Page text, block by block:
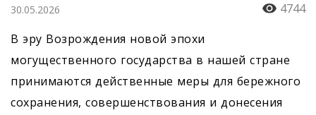
30.05.2026
4744
В эру Возрождения новой эпохи
могущественного государства в нашей стране
принимаются действенные меры для бережного
сохранения, совершенствования и донесения